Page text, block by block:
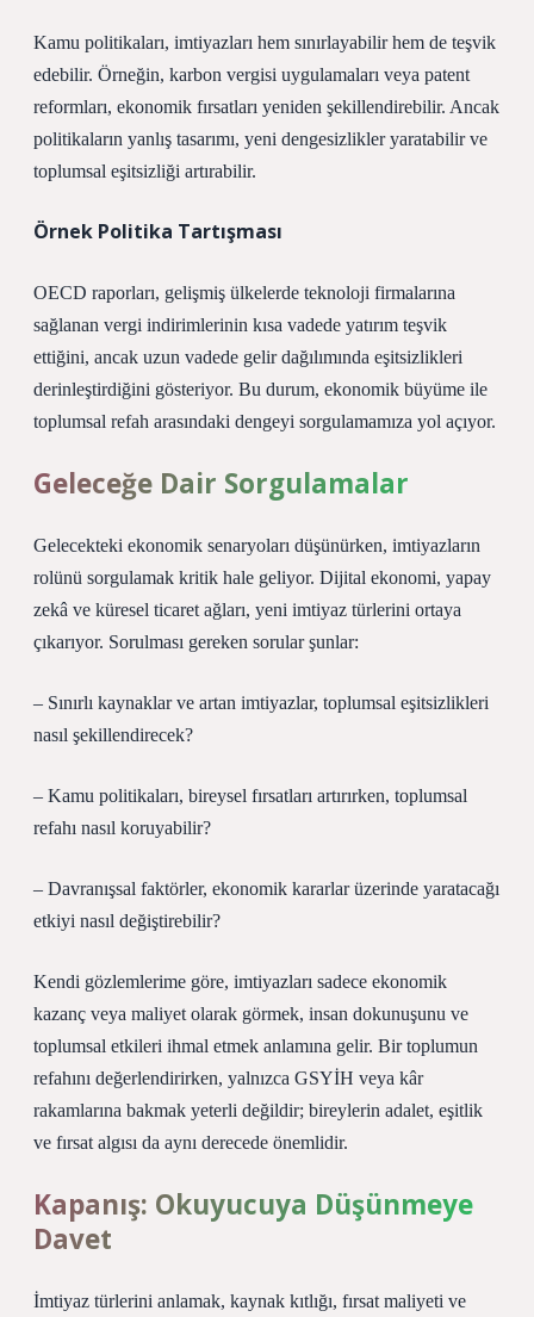
Kamu politikaları, imtiyazları hem sınırlayabilir hem de teşvik
edebilir. Örneğin, karbon vergisi uygulamaları veya patent
reformları, ekonomik fırsatları yeniden şekillendirebilir. Ancak
politikaların yanlış tasarımı, yeni dengesizlikleryaratabilir ve
toplumsal eşitsizliği artırabilir.
Örnek Politika Tartışması
OECD raporları, gelişmiş ülkelerde teknoloji firmalarına
sağlanan vergi indirimlerinin kısa vadede yatırım teşvik
ettiğini, ancak uzun vadede gelir dağılımında eşitsizlikleri
derinleştirdiğini gösteriyor. Bu durum, ekonomik büyüme ile
toplumsal refah arasındaki dengeyi sorgulamamıza yol açıyor.
Geleceğe Dair Sorgulamalar
Gelecekteki ekonomik senaryoları düşünürken, imtiyazların
rolünü sorgulamak kritik hale geliyor. Dijital ekonomi, yapay
zekâ ve küresel ticaret ağları, yeni imtiyaz türlerini ortaya
çıkarıyor. Sorulması gereken sorular şunlar:
– Sınırlı kaynaklar ve artan imtiyazlar, toplumsal eşitsizlikleri
nasıl şekillendirecek?
– Kamu politikaları, bireysel fırsatları artırırken, toplumsal
refahı nasıl koruyabilir?
– Davranışsal faktörler, ekonomik kararlar üzerinde yaratacağı
etkiyi nasıl değiştirebilir?
Kendi gözlemlerime göre, imtiyazları sadece ekonomik
kazanç veya maliyet olarak görmek, insan dokunuşunu ve
toplumsal etkileri ihmal etmek anlamına gelir. Bir toplumun
refahını değerlendirirken, yalnızca GSYİH veya kâr
rakamlarına bakmak yeterli değildir; bireylerin adalet, eşitlik
ve fırsat algısı da aynı derecede önemlidir.
Kapanış: Okuyucuya Düşünmeye
Davet
İmtiyaz türlerini anlamak, kaynak kıtlığı, fırsat maliyeti ve